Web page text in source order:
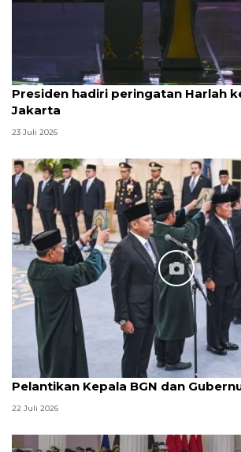
Presiden hadiri peringatan Harlah
Jakarta
23 Juli 2026
Pelantikan Kepala BGN dan
22 Juli 2026